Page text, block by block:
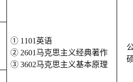
① 1101英语
② 2601马克思主义经典著作
③ 3602马克思主义基本原理